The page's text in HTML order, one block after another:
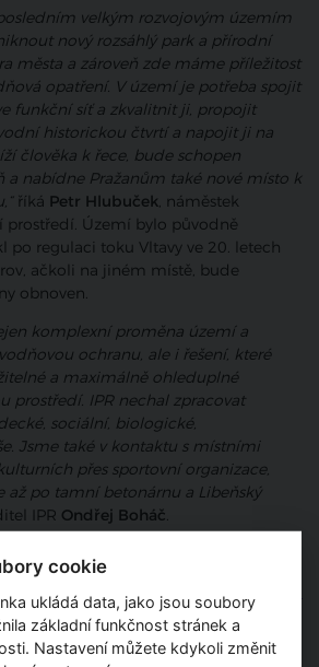
velkým rozvojovým územím
nový rozsáhlý park a přírodní
města a zároveň zde máme příležitost
opatření. V území je potřeba spojit
funkční síť a zkvalitnit ji, propojit
historickou čtvrtí a napojit ji na
člověka k řece, bude schopen
a nabídne Pražanům také nové místo k
říká Petr Hlubuček, náměstek
prostředí. Území bylo původně
po regulaci toku Vltavy ve 20. letech
ačkoli na jiném místě, bude
obnoven.
komplexní proměna území a
ochranu, ale i řešení, které
a maximálně ohleduplné
prostředí. IPR nechal zpracovat
sociální, biologické,
Jsme také v kontaktu s místními
přes sportovní organizace,
až po tamní betonárnu a Libeňský
IPR Ondřej Boháč.
ostrov představuje historii, kulturu i
Karlína a Libně
propojí Rohanský park,
kotlinu
cookie
ukládá data, jako jsou soubory
základní funkčnost stránek a
Nastavení můžete kdykoli změnit